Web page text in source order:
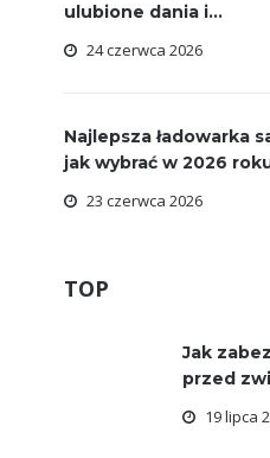
ulubione dania i...
24 czerwca 2026
Najlepsza ładowarka
jak wybrać w 2026
23 czerwca 2026
TOP
Jak
przed
19 lipca